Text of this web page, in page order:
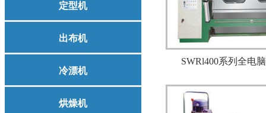
定型机
出布机
冷漂机
烘燥机
SWRl400系列全电